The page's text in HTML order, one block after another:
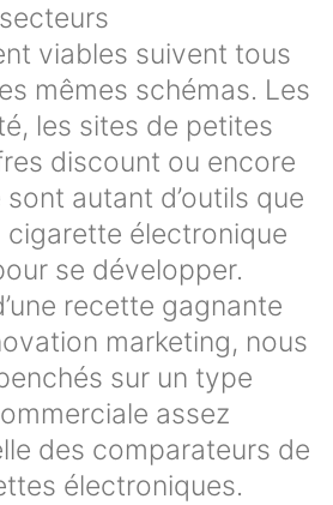
viables suivent tous
mêmes schémas. Les
les sites de petites
discount ou encore
autant d’outils que
cigarette électronique
se développer.
recette gagnante
marketing, nous
sur un type
assez
des comparateurs de
électroniques.